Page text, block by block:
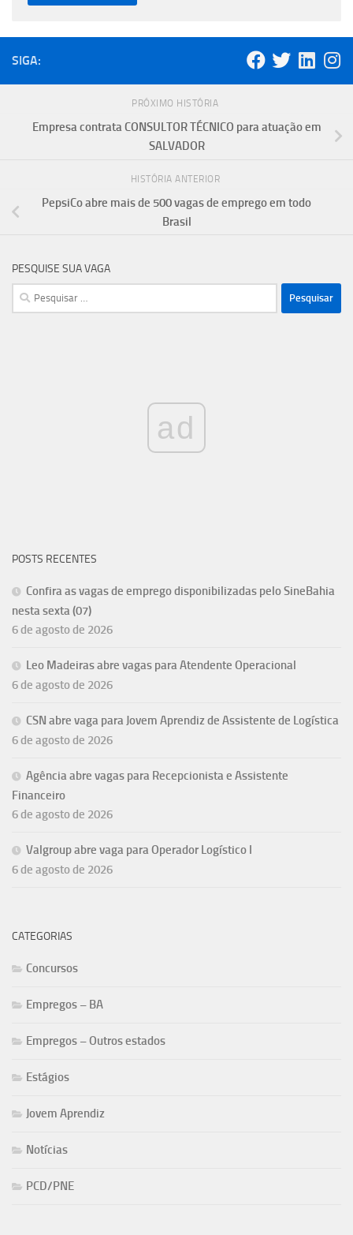
SIGA:
PRÓXIMO HISTÓRIA
Empresa contrata CONSULTOR TÉCNICO para atuação em
SALVADOR
HISTÓRIA ANTERIOR
PepsiCo abre mais de 500 vagas de emprego em todo
Brasil
PESQUISE SUA VAGA
Pesquisar
por:
ad
POSTS RECENTES
Confira as vagas de emprego disponibilizadas pelo SineBahia
nesta sexta (07)
6 de agosto de 2026
Leo Madeiras abre vagas para Atendente Operacional
6 de agosto de 2026
CSN abre vaga para Jovem Aprendiz de Assistente de Logística
6 de agosto de 2026
Agência abre vagas para Recepcionista e Assistente
Financeiro
6 de agosto de 2026
Valgroup abre vaga para Operador Logístico I
6 de agosto de 2026
CATEGORIAS
Concursos
Empregos – BA
Empregos – Outros estados
Estágios
Jovem Aprendiz
Notícias
PCD/PNE